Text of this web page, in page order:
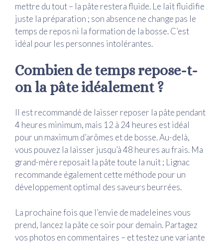
mettre du tout – la pâte restera fluide. Le lait fluidifie
juste la préparation ; son absence ne change pas le
temps de repos ni la formation de la bosse. C’est
idéal pour les personnes intolérantes.
Combien de temps repose-t-
on la pâte idéalement ?
Il est recommandé de laisser reposer la pâte pendant
4 heures minimum, mais 12 à 24 heures est idéal
pour un maximum d’arômes et de bosse. Au-delà,
vous pouvez la laisser jusqu’à 48 heures au frais. Ma
grand-mère reposait la pâte toute la nuit ; Lignac
recommande également cette méthode pour un
développement optimal des saveurs beurrées.
La prochaine fois que l’envie de madeleines vous
prend, lancez la pâte ce soir pour demain. Partagez
vos photos en commentaires – et testez une variante